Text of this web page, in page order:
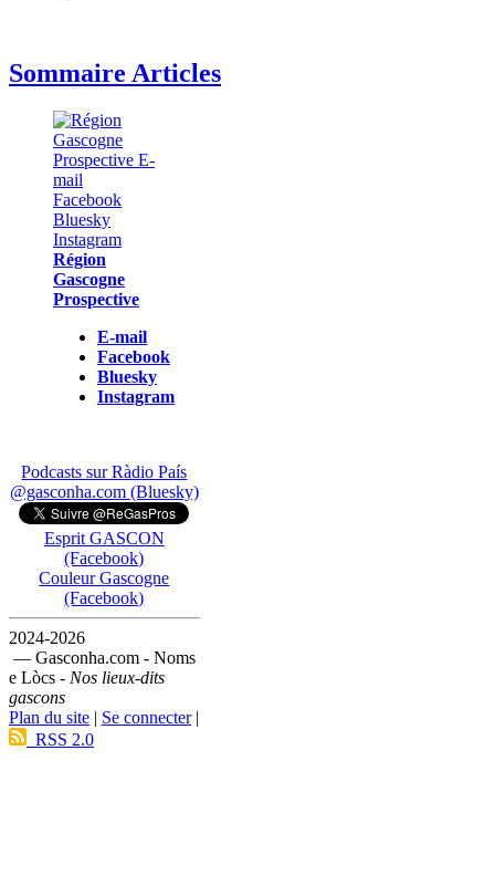
Sommaire Articles
Région
Gascogne
Prospective
E-mail
Facebook
Bluesky
Instagram
Podcasts sur Ràdio País
@gasconha.com (Bluesky)
Esprit GASCON
(Facebook)
Couleur Gascogne
(Facebook)
2024-2026
— Gasconha.com - Noms
e Lòcs - Nos lieux-dits
gascons
Plan du site | Se connecter|
RSS 2.0